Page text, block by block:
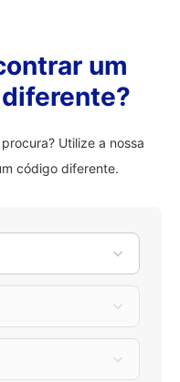
um
Utilize a nossa
código diferente.